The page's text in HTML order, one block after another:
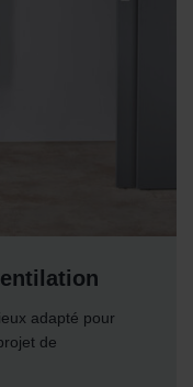
adapté pour
de